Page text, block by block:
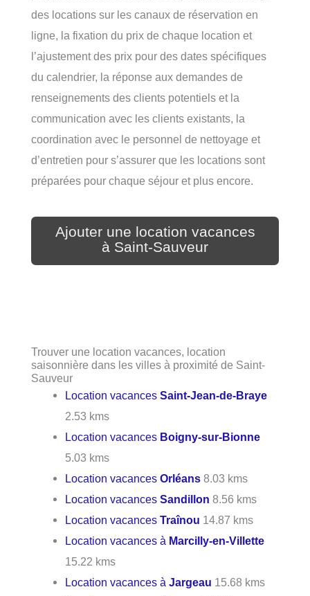
des locations sur les canaux de réservation en
ligne, la fixation du prix de chaque location et
l’ajustement des prix pour des dates spécifiques
du calendrier, la réponse aux demandes de
renseignements des clients potentiels et la
communication avec les clients existants, la
coordination avec le personnel de nettoyage et
d’entretien pour s’assurer que les locations sont
préparées pour chaque séjour et plus encore.
Ajouter une location vacances
à Saint-Sauveur
Trouver une location vacances, location
saisonnière dans les villes à proximité de Saint-
Sauveur
Location vacancesSaint-Jean-de-Braye
2.53 kms
Location vacances Boigny-sur-Bionne
5.03 kms
Location vacancesOrléans 8.03 kms
Location vacancesSandillon 8.56 kms
Location vacancesTraînou 14.87 kms
Location vacances à Marcilly-en-Villette
15.22 kms
Location vacances àJargeau 15.68 kms